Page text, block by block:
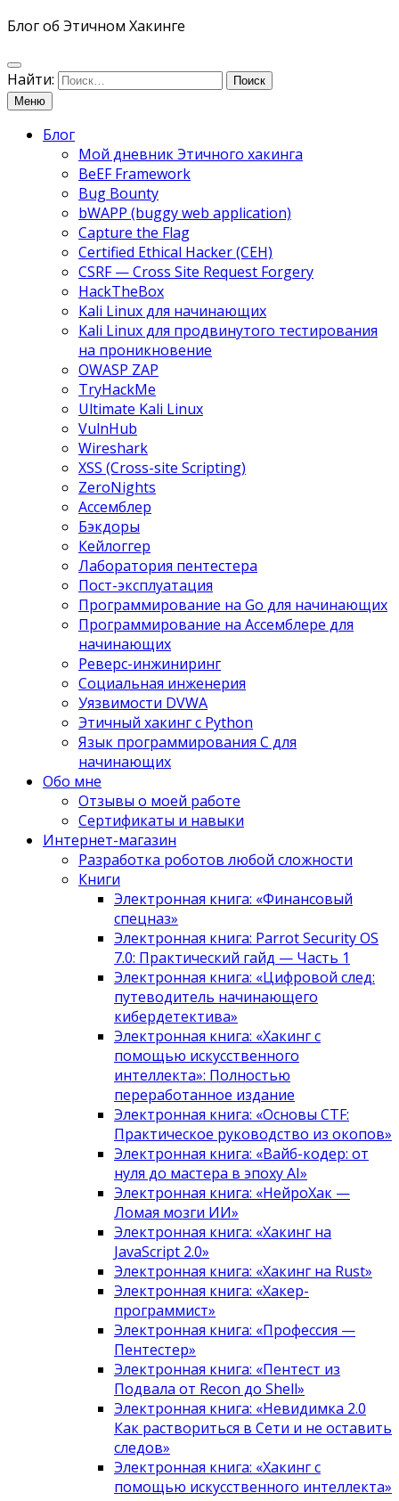
Блог об Этичном Хакинге
Найти:
Меню
Блог
Мой дневник Этичного хакинга
BeEF Framework
Bug Bounty
bWAPP (buggy web application)
Capture the Flag
Certified Ethical Hacker (CEH)
CSRF — Cross Site Request Forgery
HackTheBox
Kali Linux для начинающих
Kali Linux для продвинутого тестирования
на проникновение
OWASP ZAP
TryHackMe
Ultimate Kali Linux
VulnHub
Wireshark
XSS (Cross-site Scripting)
ZeroNights
Ассемблер
Бэкдоры
Кейлоггер
Лаборатория пентестера
Пост-эксплуатация
Программирование на Go для начинающих
Программирование на Ассемблере для
начинающих
Реверс-инжиниринг
Социальная инженерия
Уязвимости DVWA
Этичный хакинг с Python
Язык программирования С для
начинающих
Обо мне
Отзывы о моей работе
Сертификаты и навыки
Интернет-магазин
Разработка роботов любой сложности
Книги
Электронная книга: «Финансовый
спецназ»
Электронная книга: Parrot Security OS
7.0: Практический гайд — Часть 1
Электронная книга: «Цифровой след:
путеводитель начинающего
кибердетектива»
Электронная книга: «Хакинг с
помощью искусственного
интеллекта»: Полностью
переработанное издание
Электронная книга: «Основы CTF:
Практическое руководство из окопов»
Электронная книга: «Вайб-кодер: от
нуля до мастера в эпоху AI»
Электронная книга: «НейроХак —
Ломая мозги ИИ»
Электронная книга: «Хакинг на
JavaScript 2.0»
Электронная книга: «Хакинг на Rust»
Электронная книга: «Хакер-
программист»
Электронная книга: «Профессия —
Пентестер»
Электронная книга: «Пентест из
Подвала от Recon до Shell»
Электронная книга: «Невидимка 2.0
Как раствориться в Сети и не оставить
следов»
Электронная книга: «Хакинг с
помощью искусственного интеллекта»